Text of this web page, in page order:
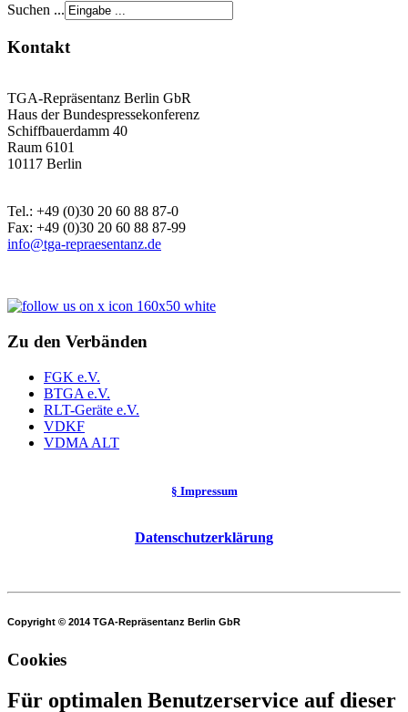
Suchen ...
Kontakt
TGA-Repräsentanz Berlin GbR
Haus der Bundespressekonferenz
Schiffbauerdamm 40
Raum 6101
10117 Berlin
Tel.: +49 (0)30 20 60 88 87-0
Fax: +49 (0)30 20 60 88 87-99
info@tga-repraesentanz.de
Zu den Verbänden
FGK e.V.
BTGA e.V.
RLT-Geräte e.V.
VDKF
VDMA ALT
§ Impressum
Datenschutzerklärung
Copyright © 2014 TGA-Repräsentanz Berlin GbR
Cookies
Für optimalen Benutzerservice auf dieser